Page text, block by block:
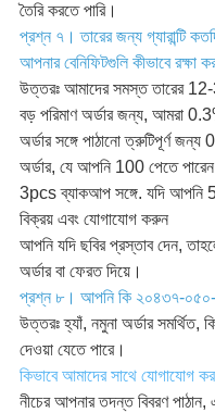
তৈরি করতে পারি।
প্রশ্ন ৭। তারের জন্য গ্যারান্টি
আপনার বেনিফিটগুলি কীভাবে রক্ষা
উত্তরঃ আমাদের সমস্ত তারের 12-
বড় পরিমাণ অর্ডার জন্য, আমরা
অর্ডার সঙ্গে পাঠানো ত্রুটিপূর্ণ
অর্ডার, যে আপনি 100 পেতে পারেন
3pcs ব্যাকআপ সঙ্গে. যদি আপনি
বিক্রয় এবং যোগাযোগ করুন
আপনি যদি ছবির প্রস্তাব দেন,
অর্ডার বা ফেরত দিয়ে।
প্রশ্ন ৮। আপনি কি ২০৪৩৭-০৫০-
উত্তরঃ হ্যাঁ, নমুনা অর্ডার সমর্থিত,
দেওয়া যেতে পারে।
কিভাবে আমাদের সাথে যোগাযোগ
নীচের আপনার তদন্ত বিবরণ